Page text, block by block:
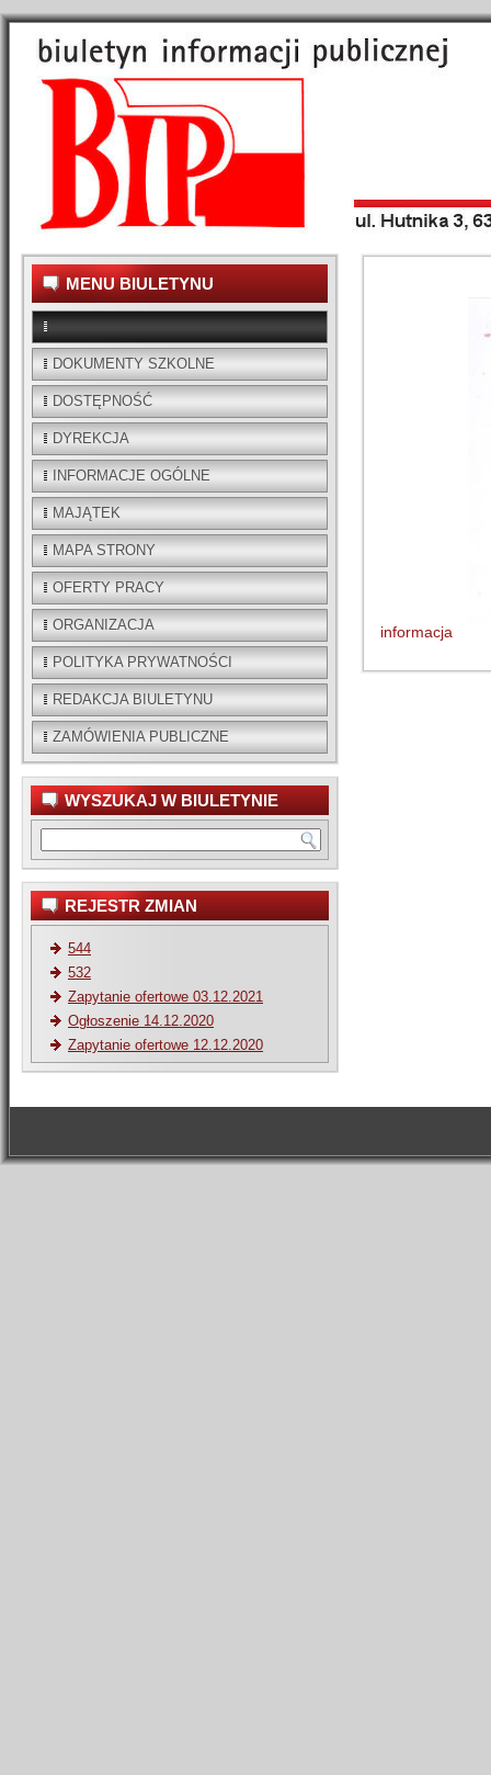
MENU BIULETYNU
DOKUMENTY SZKOLNE
DOSTĘPNOŚĆ
DYREKCJA
INFORMACJE OGÓLNE
MAJĄTEK
MAPA STRONY
OFERTY PRACY
ORGANIZACJA
POLITYKA PRYWATNOŚCI
REDAKCJA BIULETYNU
ZAMÓWIENIA PUBLICZNE
WYSZUKAJ W BIULETYNIE
REJESTR ZMIAN
544
532
Zapytanie ofertowe 03.12.2021
Ogłoszenie 14.12.2020
Zapytanie ofertowe 12.12.2020
informacja